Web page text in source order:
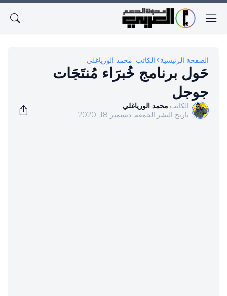
الصفحة الرئيسية الكاتب: محمد الورياغلي
حَول برنامج خُبرَاء مُنتَجَات
جوجل
الكاتب:محمد الورياغلي
تاريخ النشر:الجمعة, ديسمبر 18, 2020